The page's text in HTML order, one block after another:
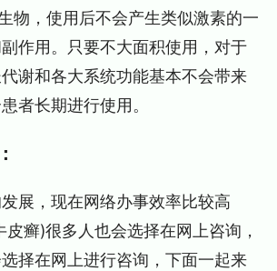
物，使用后不会产生类似激素的一
作用。只要不大面积使用，对于
谢和各大系统功能基本不会带来
者长期进行使用。
展，现在网络办事效率比较高
癣)很多人也会选择在网上咨询，
择在网上进行咨询，下面一起来